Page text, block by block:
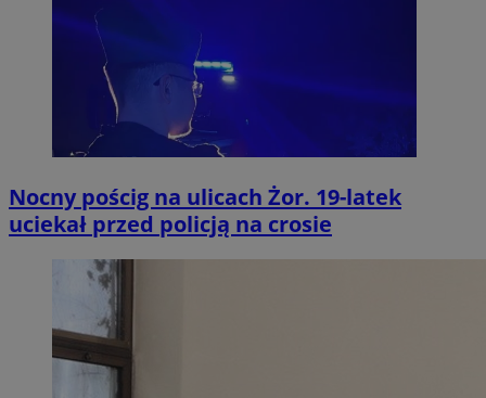
Nocny pościg na ulicach Żor. 19-latek
uciekał przed policją na crosie